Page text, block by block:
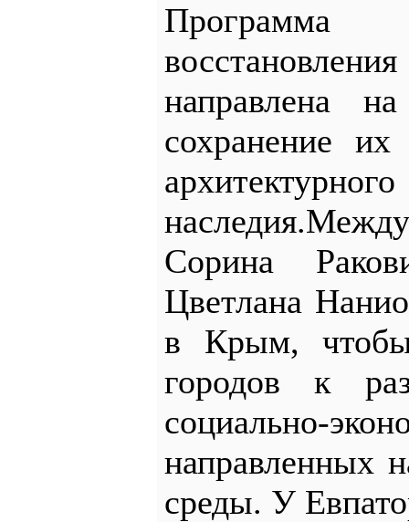
Программа
направлена
сохранение их
Сорина
Цветлана
в Крым, чтобы
городов к
социально-
направленных
среды. У